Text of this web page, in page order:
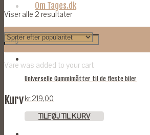
Om Tages.dk
Vare was added to your cart
Kurv
Viser alle 2 resultater
Universelle Gummimåtter til de fleste biler
kr.219,00
TILFØJ TIL KURV